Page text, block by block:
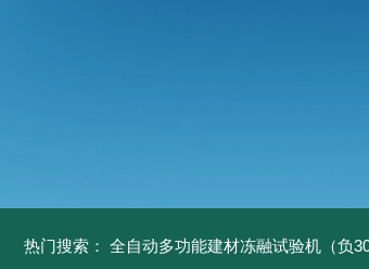
热门搜索： 全自动多功能建材冻融试验机（负30